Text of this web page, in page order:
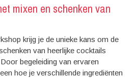
mixen en schenken van
krijg je de unieke kans om de
van heerlijke cocktails
begeleiding van ervaren
hoe je verschillende ingrediënten